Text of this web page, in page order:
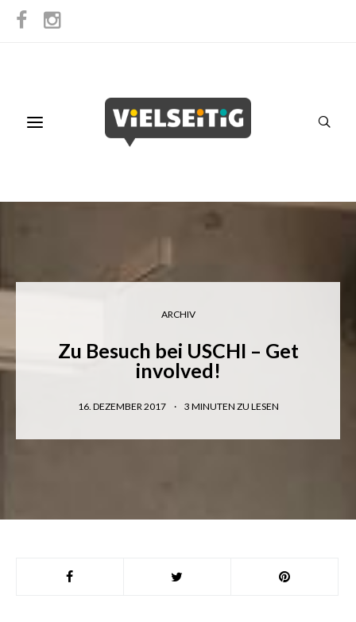
ARCHIV
Zu Besuch bei USCHI – Get
involved!
16. DEZEMBER 2017 3 MINUTEN ZU LESEN